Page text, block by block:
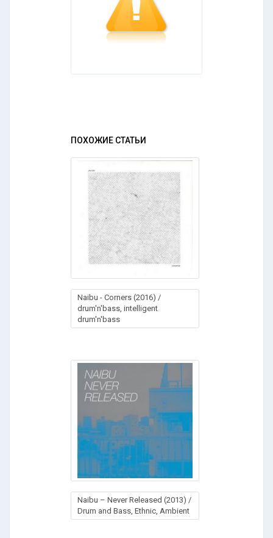
ПОХОЖИЕ СТАТЬИ
Naibu - Corners (2016) /
drum'n'bass, intelligent
drum'n'bass
Naibu – Never Released (2013) /
Drum and Bass, Ethnic, Ambient